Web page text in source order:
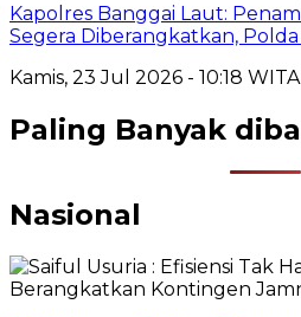
Kapolres Banggai Laut:
Segera Diberangkatkan,
Kamis, 23 Jul 2026 - 10:18 WITA
Paling Banyak
Nasional